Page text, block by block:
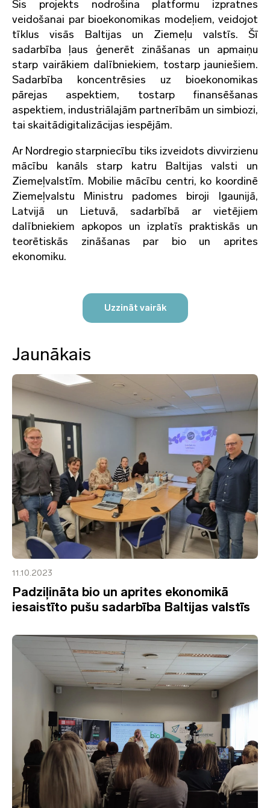
Šis projekts nodrošina platformu izpratnes
veidošanai par bioekonomikas modeļiem, veidojot
tīklus visās Baltijas un Ziemeļu valstīs. Šī
sadarbība ļaus ģenerēt zināšanas un apmaiņu
starp vairākiem dalībniekiem, tostarp jauniešiem.
Sadarbība koncentrēsies uz bioekonomikas
pārejas aspektiem, tostarp finansēšanas
aspektiem, industriālajām partnerībām un simbiozi,
tai skaitādigitalizācijas iespējām.
Ar Nordregio starpniecību tiks izveidots divvirzienu
mācību kanāls starp katru Baltijas valsti un
Ziemeļvalstīm. Mobilie mācību centri, ko koordinē
Ziemeļvalstu Ministru padomes biroji Igaunijā,
Latvijā un Lietuvā, sadarbībā ar vietējiem
dalībniekiem apkopos un izplatīs praktiskās un
teorētiskās zināšanas par bio un aprites
ekonomiku.
Uzzināt vairāk
Jaunākais
11.10.2023
Padziļināta bio un aprites ekonomikā
iesaistīto pušu sadarbība Baltijas valstīs